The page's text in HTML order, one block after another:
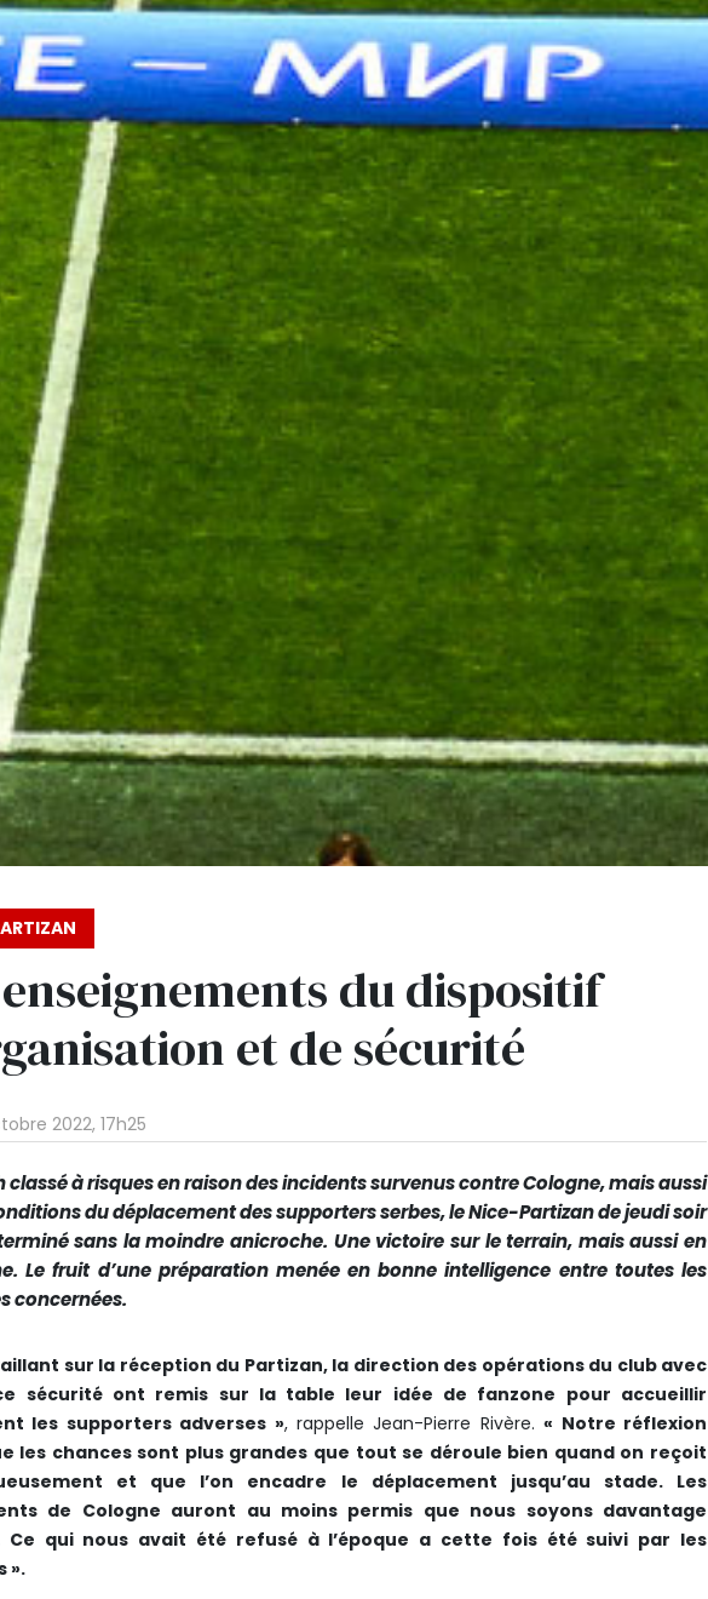
du dispositif
et de sécurité
2022, 17h25
classé à risques en raison des incidents survenus contre Cologne, mais aussi
du déplacement des supporters serbes, le Nice-Partizan de jeudi soir
sans la moindre anicroche. Une victoire sur le terrain, mais aussi en
Le fruit d’une préparation menée en bonne intelligence entre toutes les
concernées.
sur la réception du Partizan, la direction des opérations du club avec
sécurité ont remis sur la table leur idée de fanzone pour accueillir
les supporters adverses », rappelle Jean-Pierre Rivère.« Notre réflexion
les chances sont plus grandes que tout se déroule bien quand on reçoit
et que l’on encadre le déplacement jusqu’au stade. Les
de Cologne auront au moins permis que nous soyons davantage
Ce qui nous avait été refusé à l’époque a cette fois été suivi par les
».